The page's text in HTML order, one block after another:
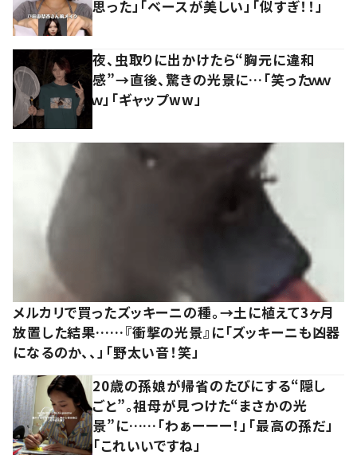
思った」「ベースが美しい」「似すぎ！！」
夜、虫取りに出かけたら“胸元に違和
感”→直後、驚きの光景に…「笑ったｗｗ
ｗ」「ギャップww」
メルカリで買ったズッキーニの種。→土に植えて3ヶ月
放置した結果……『衝撃の光景』に「ズッキーニも凶器
になるのか、、」「野太い音！笑」
20歳の孫娘が帰省のたびにする“隠し
ごと”。祖母が見つけた“まさかの光
景”に……「わぁーーー！」「最高の孫だ」
「これいいですね」